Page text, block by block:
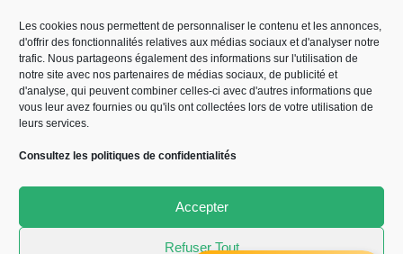
Les cookies nous permettent de personnaliser le contenu et les annonces,
d'offrir des fonctionnalités relatives aux médias sociaux et d'analyser notre
trafic. Nous partageons également des informations sur l'utilisation de
notre site avec nos partenaires de médias sociaux, de publicité et
d'analyse, qui peuvent combiner celles-ci avec d'autres informations que
vous leur avez fournies ou qu'ils ont collectées lors de votre utilisation de
leurs services.
Consultez les politiques de confidentialités
Accepter
Refuser Tout
E-mail :
contact@forceforgood.eu
Adresse : 38 Rue Mozart,
92110 Clichy
GOOD
PROJECT
NEWSROOM
PODCASTS